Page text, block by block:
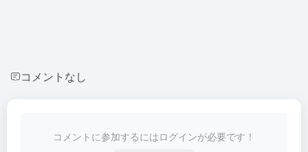
コメントなし
コメントに参加するにはログインが必要です！